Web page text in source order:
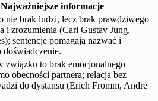
Najważniejsze informacje
nie brak ludzi, lecz brak prawdziwego
i zrozumienia (Carl Gustav Jung,
sentencje pomagają nazwać i
doświadczenie.
związku to brak emocjonalnego
obecności partnera; relacja bez
do dystansu (Erich Fromm, André